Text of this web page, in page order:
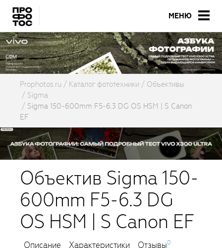
МЕНЮ
Prophotos.ru Каталог фототехники
Объективы
Sigma
Sigma 150-600mm F5-6.3 DG OS HSM | S Canon
EF
Объектив Sigma 150-
600mm F5-6.3 DG
OS HSM | S Canon EF
Описание Характеристики Отзывы0